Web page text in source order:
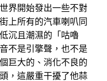
界開始發出一些不對
上所有的汽車喇叭同
沉且潮濕的「咕嚕
是引擎聲，也不是
巨大的、消化不良的
，這嚴重干擾了他蒜